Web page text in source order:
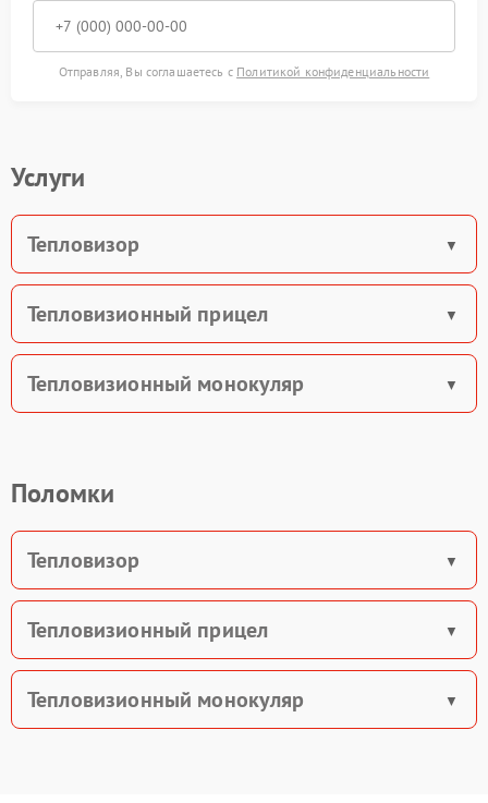
Отправляя, Вы соглашаетесь с Политикой конфиденциальности
Услуги
Тепловизор
Тепловизионный прицел
Тепловизионный монокуляр
Поломки
Тепловизор
Тепловизионный прицел
Тепловизионный монокуляр